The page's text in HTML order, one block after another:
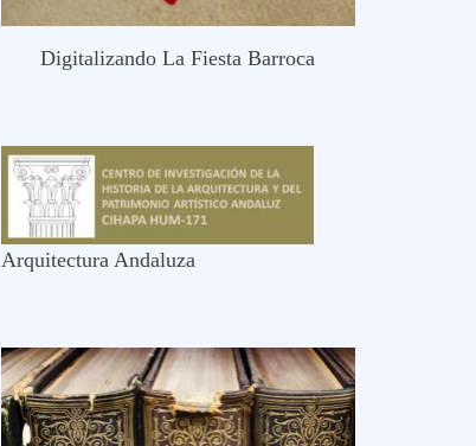
Digitalizando La Fiesta Barroca
Arquitectura Andaluza